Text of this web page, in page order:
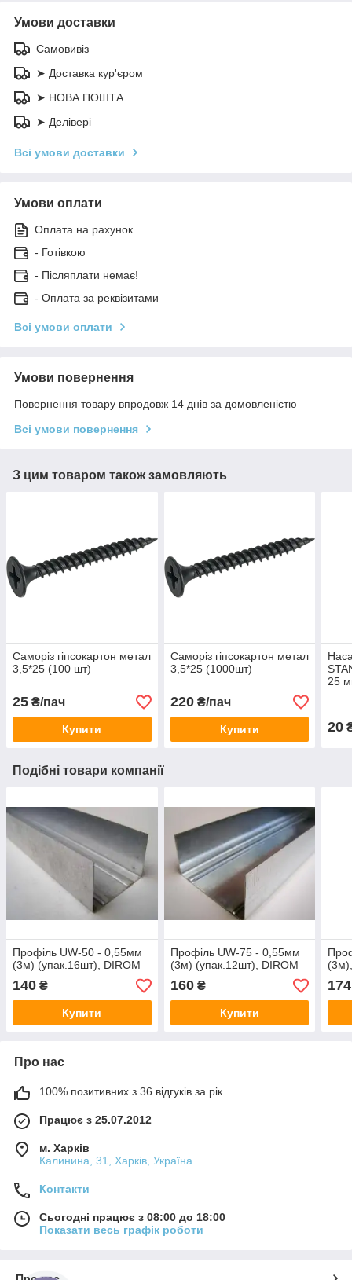
Умови доставки
Самовивіз
➤ Доставка кур'єром
➤ НОВА ПОШТА
➤ Делівері
Всі умови доставки
Умови оплати
Оплата на рахунок
- Готівкою
- Післяплати немає!
- Оплата за реквізитами
Всі умови оплати
Умови повернення
Повернення товару впродовж 14 днів за домовленістю
Всі умови повернення
З цим товаром також замовляють
Саморіз гіпсокартон метал
3,5*25 (100 шт)
25 ₴/пач
Купити
Саморіз гіпсокартон метал
3,5*25 (1000шт)
220₴/пач
Купити
25
20
Подібні товари компанії
Профіль UW-50 - 0,55мм
(3м) (упак.16шт), DIROM
140 ₴
Купити
Профіль UW-75 - 0,55мм
(3м) (упак.12шт), DIROM
160₴
Купити
174
Про нас
100% позитивних з 36 відгуків за рік
Працює з 25.07.2012
м. Харків
Калинина, 31, Харків, Україна
Контакти
Сьогодні працює з 08:00 до 18:00
Показати весь графік роботи